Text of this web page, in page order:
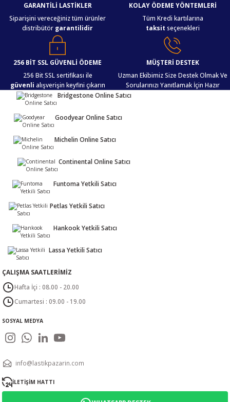
GARANTİLİ LASTİKLER
Siparişini vereceğiniz tüm ürünler
distribütör garantilidir
KOLAY ÖDEME YÖNTEMLERİ
Tüm Kredi kartılarına
taksit seçenekleri
256 BİT SSL GÜVENLİ ÖDEME
256 Bit SSL sertifikası ile
güvenli alışverişin keyfini çıkarın
MÜŞTERİ DESTEK
Uzman Ekibimiz Size Destek Olmak Ve
Sorularınızı Yanıtlamak İçin Hazır
Bridgestone Online Satıcı
Goodyear Online Satıcı
Michelin Online Satıcı
Continental Online Satıcı
Funtoma Yetkili Satıcı
Petlas Yetkili Satıcı
Hankook Yetkili Satıcı
Lassa Yetkili Satıcı
ÇALIŞMA SAATLERİMİZ
Hafta İçi : 08.00 - 20.00
Cumartesi : 09.00 - 19.00
SOSYAL MEDYA
info@lastikpazarin.com
İLETİŞİM HATTI